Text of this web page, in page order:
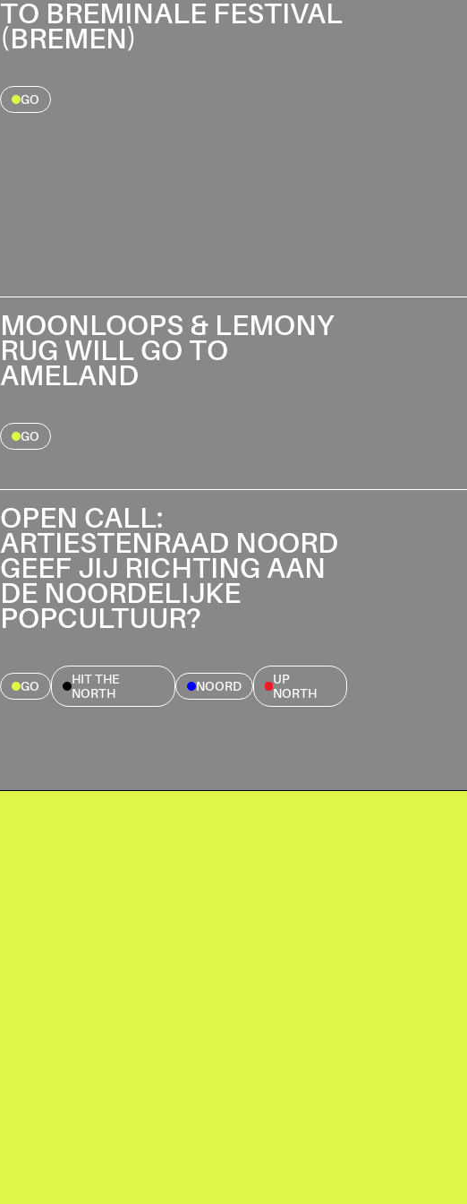
TO BREMINALE FESTIVAL
(BREMEN)
GO
MOONLOOPS & LEMONY
RUG WILL GO TO
AMELAND
GO
OPEN CALL:
ARTIESTENRAAD NOORD
GEEF JIJ RICHTING AAN
DE NOORDELIJKE
POPCULTUUR?
GO
HIT THE
NORTH
NOORD
UP
NORTH